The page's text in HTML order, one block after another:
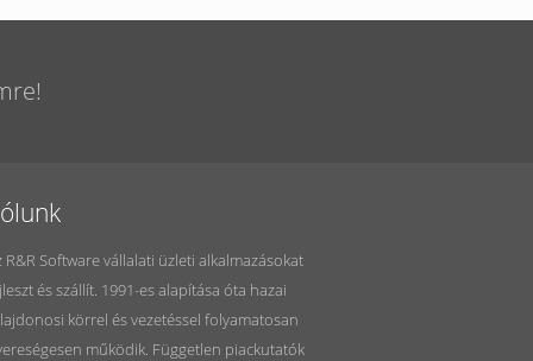
R&R Software vállalati üzleti alkalmazásokat
és szállít. 1991-es alapítása óta hazai
körrel és vezetéssel folyamatosan
működik. Független piackutatók